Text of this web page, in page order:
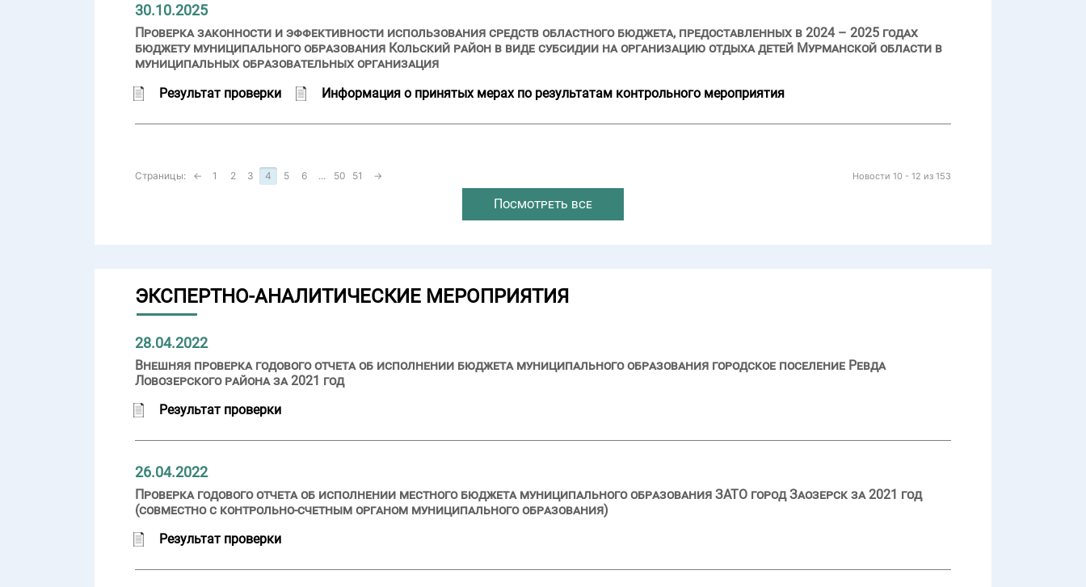
30.10.2025
Проверка законности и эффективности использования средств областного бюджета, предоставленных в 2024 – 2025 годах
бюджету муниципального образования Кольский район в виде субсидии на организацию отдыха детей Мурманской области в
муниципальных образовательных организация
Результат проверки
Информация о принятых мерах по результатам контрольного мероприятия
Новости 10 - 12 из 153
Страницы: ← 1 2 3 4 5 6 ... 50 51 →
Посмотреть все
ЭКСПЕРТНО-АНАЛИТИЧЕСКИЕ МЕРОПРИЯТИЯ
28.04.2022
Внешняя проверка годового отчета об исполнении бюджета муниципального образования городское поселение Ревда
Ловозерского района за 2021 год
Результат проверки
26.04.2022
Проверка годового отчета об исполнении местного бюджета муниципального образования ЗАТО город Заозерск за 2021 год
(совместно с контрольно-счетным органом муниципального образования)
Результат проверки